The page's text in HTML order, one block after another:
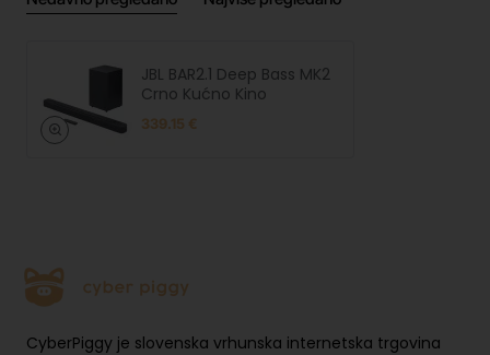
a
JBL BAR2.1 Deep Bass MK2
Crno Kućno Kino
339.15 €
CyberPiggy je slovenska vrhunska internetska trgovina